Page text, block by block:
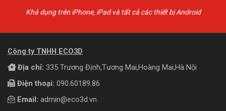
Khả dụng trên iPhone, iPad và tất cả các thiết bị Android
Công ty TNHH ECO3D
Địa chỉ: 335 Trương Định,Tương Mai,Hoàng Mai,Hà Nội
Điện thoại: 090.60189.86
Email: admin@eco3d.vn